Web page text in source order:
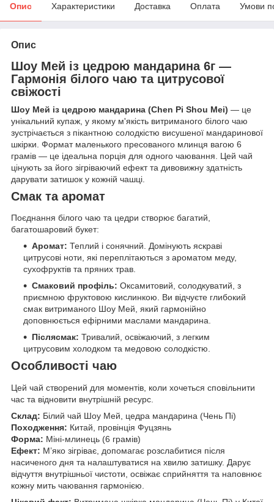
Опис Характеристики Доставка Оплата Умови
Опис
Шоу Мей із цедрою мандарина 6г —
Гармонія білого чаю та цитрусової
свіжості
Шоу Мей із цедрою мандарина (Chen Pi Shou Mei) — це
унікальний купаж, у якому м'якість витриманого білого чаю
зустрічається з пікантною солодкістю висушеної мандаринової
шкірки. Формат маленького пресованого млинця вагою 6
грамів — це ідеальна порція для одного чаювання. Цей чай
цінують за його зігріваючий ефект та дивовижну здатність
дарувати затишок у кожній чашці.
Смак та аромат
Поєднання білого чаю та цедри створює багатий,
багатошаровий букет:
Аромат: Теплий і сонячний. Домінують яскраві
цитрусові ноти, які переплітаються з ароматом меду,
сухофруктів та пряних трав.
Смаковий профіль: Оксамитовий, солодкуватий, з
приємною фруктовою кислинкою. Ви відчуєте глибокий
смак витриманого Шоу Мей, який гармонійно
доповнюється ефірними маслами мандарина.
Післясмак: Тривалий, освіжаючий, з легким
цитрусовим холодком та медовою солодкістю.
Особливості чаю
Цей чай створений для моментів, коли хочеться сповільнити
час та відновити внутрішній ресурс.
Склад: Білий чай Шоу Мей, цедра мандарина (Чень Пі)
Походження: Китай, провінція Фуцзянь
Форма: Міні-млинець (6 грамів)
Ефект: М’яко зігріває, допомагає розслабитися після
насиченого дня та налаштуватися на хвилю затишку. Дарує
відчуття внутрішньої чистоти, освіжає сприйняття та наповнює
кожну мить чаювання гармонією.